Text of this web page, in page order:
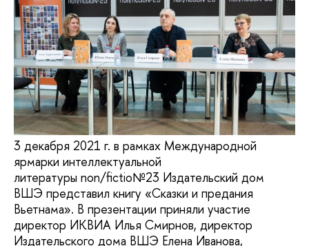
3 декабря 2021 г. в рамках Международной
ярмарки интеллектуальной
литературы non/fictio№23 Издательский дом
ВШЭ представил книгу «Сказки и предания
Вьетнама». В презентации приняли участие
директор ИКВИА Илья Смирнов, директор
Издательского дома ВШЭ Елена Иванова,